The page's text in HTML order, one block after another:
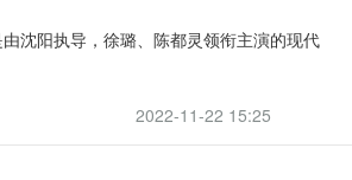
由沈阳执导，徐璐、陈都灵领衔主演的现代
2022-11-22 15:25